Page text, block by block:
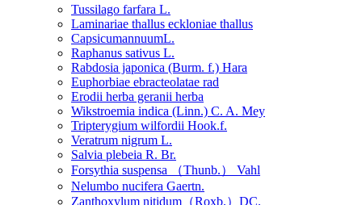
Tussilago farfara L.
Laminariae thallus eckloniae thallus
CapsicumannuumL.
Raphanus sativus L.
Rabdosia japonica (Burm. f.) Hara
Euphorbiae ebracteolatae rad
Erodii herba geranii herba
Wikstroemia indica (Linn.) C. A. Mey
Tripterygium wilfordii Hook.f.
Veratrum nigrum L.
Salvia plebeia R. Br.
Forsythia suspensa （Thunb.） Vahl
Nelumbo nucifera Gaertn.
Zanthoxylum nitidum（Roxb.）DC.